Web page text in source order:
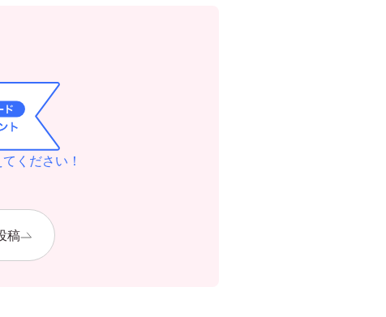
ください！
稿